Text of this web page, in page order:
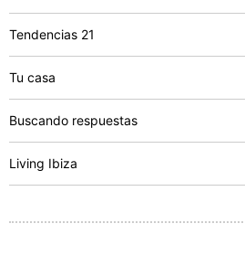
Tendencias 21
Tu casa
Buscando respuestas
Living Ibiza